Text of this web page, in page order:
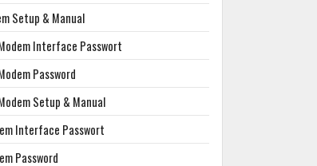
Setup & Manual
Interface Passwort
Password
Setup & Manual
Interface Passwort
Password